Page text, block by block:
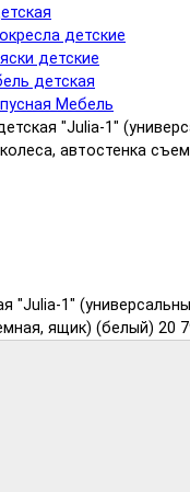
детские
детские
детская
Мебель
"Julia-1"
автостенка
"Julia-1"
ящик) (белый) 20